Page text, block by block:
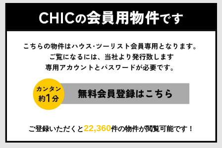
ご登録いただくと22,360件の物件が閲覧可能です！